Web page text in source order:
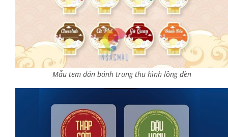
Mẫu tem dán bánh trung thu hình lồng đèn